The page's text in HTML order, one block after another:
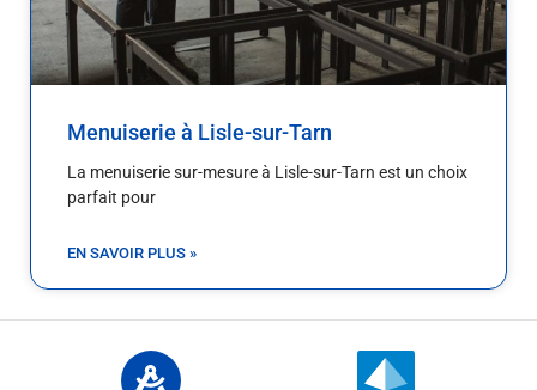
Menuiserie à Lisle-sur-Tarn
La menuiserie sur-mesure à Lisle-sur-Tarn est un choix
parfait pour
EN SAVOIR PLUS »